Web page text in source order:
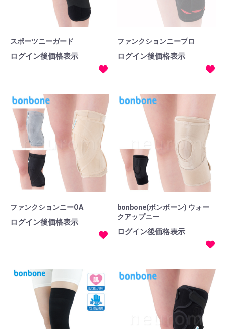
スポーツニーガード
ログイン後価格表示
ファンクションニープロ
ログイン後価格表示
ファンクションニーOA
ログイン後価格表示
bonbone(ボンボーン) ウォー
クアップニー
ログイン後価格表示